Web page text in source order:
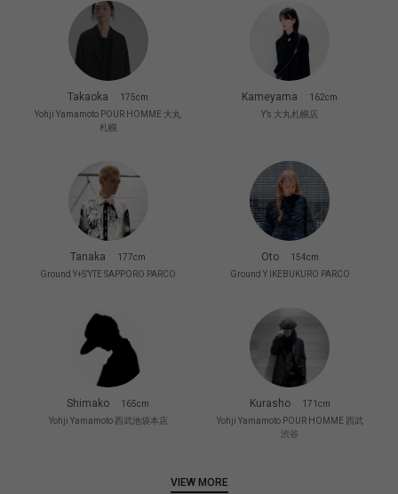
Takaoka
175cm
Yohji Yamamoto POUR HOMME 大丸
札幌
Kameyama
162cm
Y’s 大丸札幌店
Tanaka
177cm
Ground Y+S’YTE SAPPORO PARCO
Oto
154cm
Ground Y IKEBUKURO PARCO
Shimako
165cm
Yohji Yamamoto 西武池袋本店
Kurasho
171cm
Yohji Yamamoto POUR HOMME 西武
渋谷
VIEW MORE